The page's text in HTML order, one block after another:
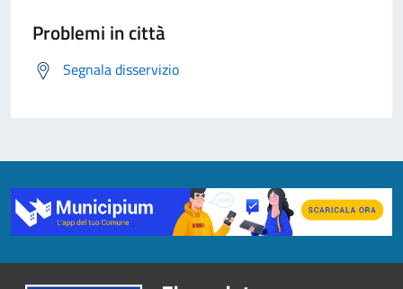
Problemi in città
Segnala disservizio